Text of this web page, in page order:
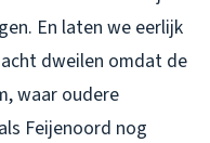
En laten we eerlijk
dweilen omdat de
waar oudere
Feijenoord nog